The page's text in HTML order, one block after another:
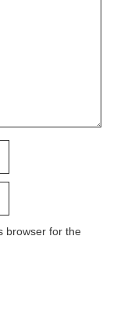
browser for the